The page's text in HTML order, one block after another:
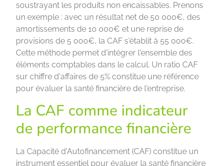
soustrayant les produits non encaissables. Prenons
un exemple : avec un résultat net de 50 000€, des
amortissements de 10 000€ et une reprise de
provisions de 5 000€, la CAF s'établit à 55 000€.
Cette méthode permet d'intégrer l'ensemble des
éléments comptables dans le calcul. Un ratio CAF
sur chiffre d'affaires de 5% constitue une référence
pour évaluer la santé financière de l'entreprise.
La CAF comme indicateur
de performance financière
La Capacité d'Autofinancement (CAF) constitue un
instrument essentiel pour évaluer la santé financière